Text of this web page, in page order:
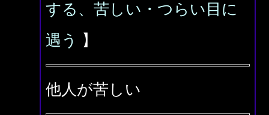
する、苦しい・つらい目に
遇う
】
他人が苦しい